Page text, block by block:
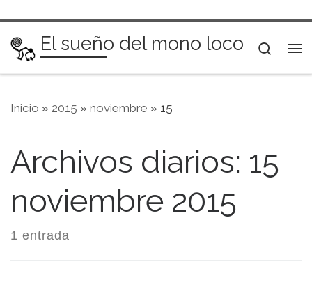
Saltar al contenido
El sueño del mono loco
Inicio » 2015 » noviembre » 15
Archivos diarios: 15
noviembre 2015
1 entrada